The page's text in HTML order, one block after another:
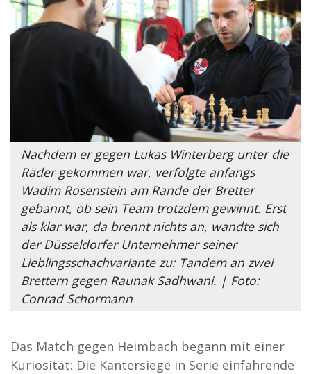
Nachdem er gegen Lukas Winterberg unter die
Räder gekommen war, verfolgte anfangs
Wadim Rosenstein am Rande der Bretter
gebannt, ob sein Team trotzdem gewinnt. Erst
als klar war, da brennt nichts an, wandte sich
der Düsseldorfer Unternehmer seiner
Lieblingsschachvariante zu: Tandem an zwei
Brettern gegen Raunak Sadhwani. | Foto:
Conrad Schormann
Das Match gegen Heimbach begann mit einer
Kuriosität: Die Kantersiege in Serie einfahrende